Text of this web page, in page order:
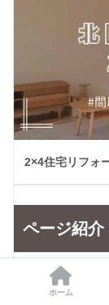
2×4住宅リフォ
ページ紹介
ホーム